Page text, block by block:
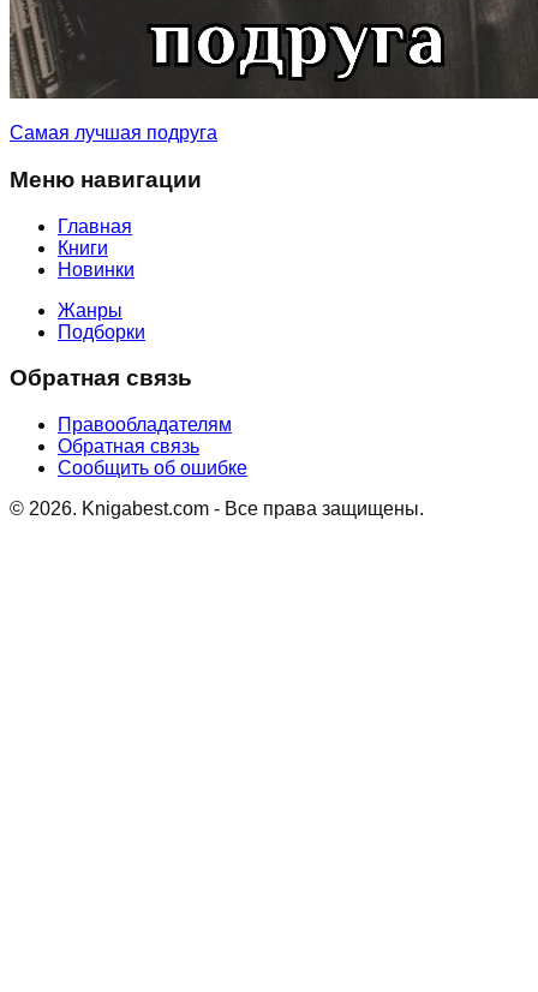
Самая лучшая подруга
Меню навигации
Главная
Книги
Новинки
Жанры
Подборки
Обратная связь
Правообладателям
Обратная связь
Сообщить об ошибке
© 2026. Knigabest.com - Все права защищены.